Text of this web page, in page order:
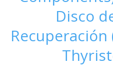
Disco
Recuperación